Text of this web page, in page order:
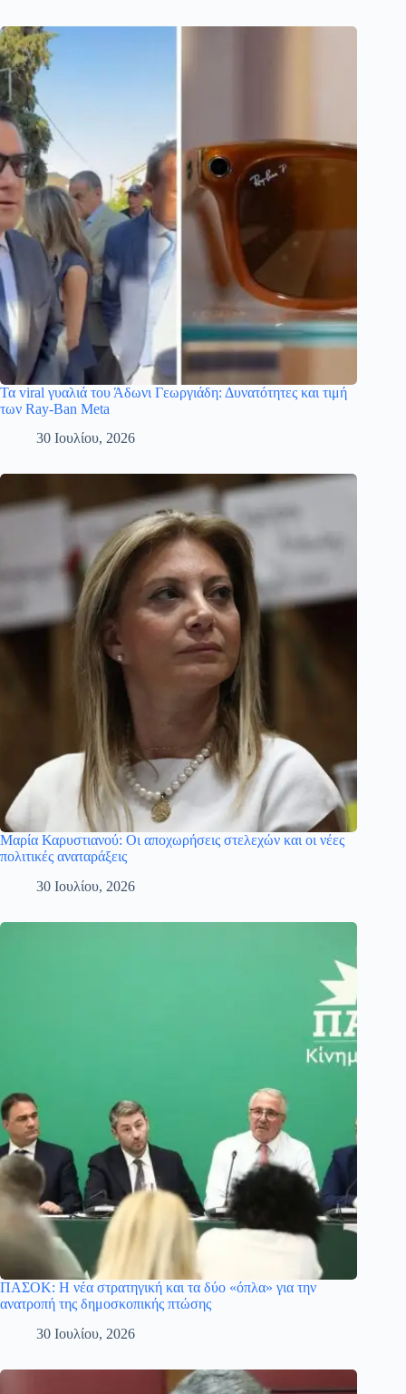
Τα viral γυαλιά του Άδωνι Γεωργιάδη: Δυνατότητες και τιμή
των Ray-Ban Meta
30 Ιουλίου, 2026
Μαρία Καρυστιανού: Οι αποχωρήσεις στελεχών και οι νέες
πολιτικές αναταράξεις
30 Ιουλίου, 2026
ΠΑΣΟΚ: Η νέα στρατηγική και τα δύο «όπλα» για την
ανατροπή της δημοσκοπικής πτώσης
30 Ιουλίου, 2026